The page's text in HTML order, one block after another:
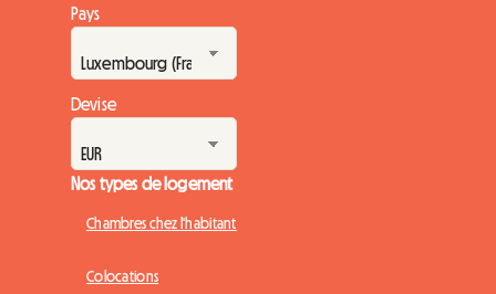
Pays
Devise
Nos types de logement
Chambres chez l'habitant
Colocations